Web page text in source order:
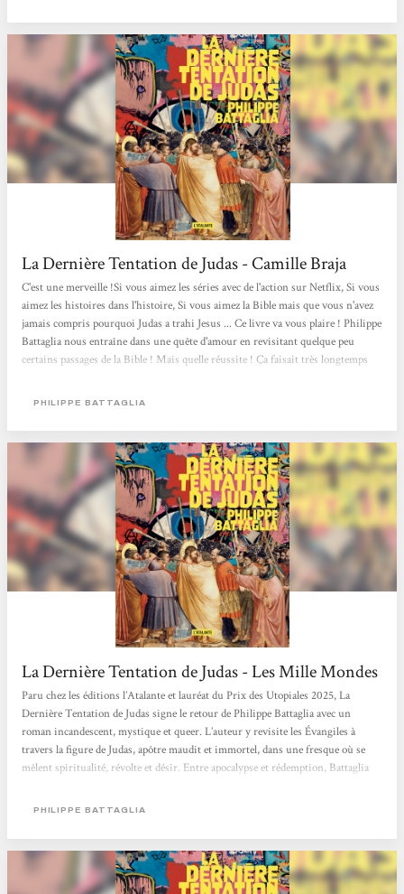
La Dernière Tentation de Judas - Camille Braja
C'est une merveille !Si vous aimez les séries avec de l'action sur Netflix, Si vous
aimez les histoires dans l'histoire, Si vous aimez la Bible mais que vous n'avez
jamais compris pourquoi Judas a trahi Jesus ... Ce livre va vous plaire ! Philippe
Battaglia nous entraîne dans une quête d'amour en revisitant quelque peu
certains passages de la Bible ! Mais quelle réussite ! Ça faisait très longtemps
connaître la fin ... Tous les apôtres sont de la partie et une mention spéciale
PHILIPPE BATTAGLIA
La Dernière Tentation de Judas - Les Mille Mondes
Paru chez les éditions l’Atalante et lauréat du Prix des Utopiales 2025, La
Dernière Tentation de Judas signe le retour de Philippe Battaglia avec un
roman incandescent, mystique et queer. L’auteur y revisite les Évangiles à
travers la figure de Judas, apôtre maudit et immortel, dans une fresque où se
mêlent spiritualité, révolte et désir. Entre apocalypse et rédemption, Battaglia
Rome crépusculaire et contemporaine, Judas erre parmi les sans-abri. Maudit
PHILIPPE BATTAGLIA